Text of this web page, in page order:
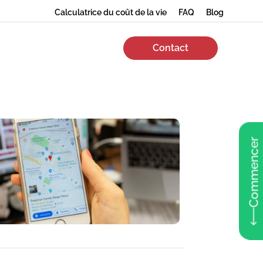
Calculatrice du coût de la vie FAQ Blog
Contact
Commencer